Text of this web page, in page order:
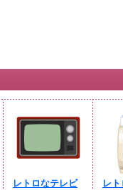
レトロなテレビ
レ